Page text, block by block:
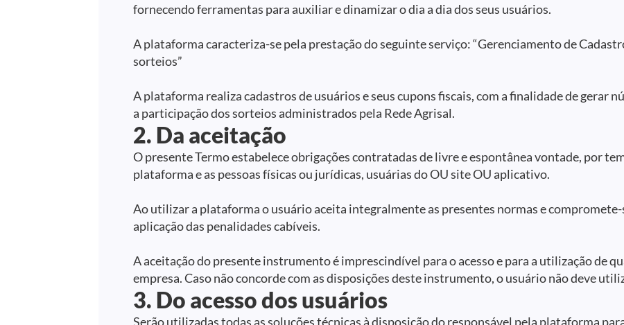
fornecendo ferramentas para auxiliar e dinamizar o dia a dia dos seus usuários.
A plataforma caracteriza-se pela prestação do seguinte serviço: “Gerenciamento de
sorteios”
A plataforma realiza cadastros de usuários e seus cupons fiscais, com a finalidade de gerar
a participação dos sorteios administrados pela Rede Agrisal.
2. Da aceitação
O presente Termo estabelece obrigações contratadas de livre e espontânea vontade, por
plataforma e as pessoas físicas ou jurídicas, usuárias do OU site OU aplicativo.
Ao utilizar a plataforma o usuário aceita integralmente as presentes normas e compromete-
aplicação das penalidades cabíveis.
A aceitação do presente instrumento é imprescindível para o acesso e para a utilização de
empresa. Caso não concorde com as disposições deste instrumento, o usuário não deve
3. Do acesso dos usuários
Serão utilizadas todas as soluções técnicas à disposição do responsável pela plataforma